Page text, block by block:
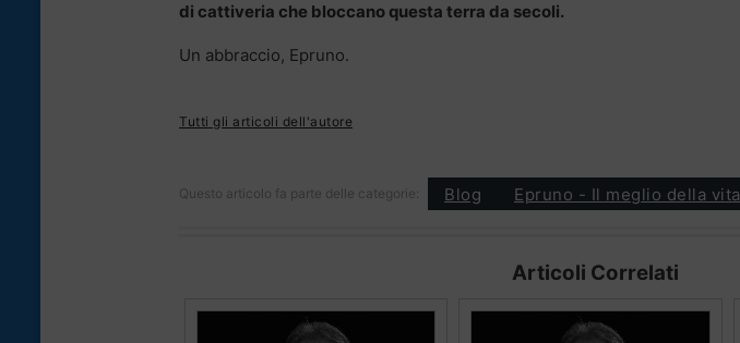
di cattiveria che bloccano questa terra da secoli.
Un abbraccio, Epruno.
Tutti gli articoli dell'autore
Questo articolo fa parte delle categorie: Blog Epruno - Il meglio della vita
Articoli Correlati